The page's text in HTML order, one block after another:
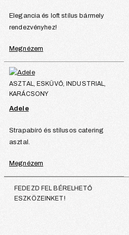
Elegancia és loft stílus bármely
rendezvényhez!
Megnézem
ASZTAL, ESKÜVŐ, INDUSTRIAL,
KARÁCSONY
Adele
Strapabíró és stílusos catering
asztal.
Megnézem
FEDEZD FEL BÉRELHETŐ
ESZKÖZEINKET!